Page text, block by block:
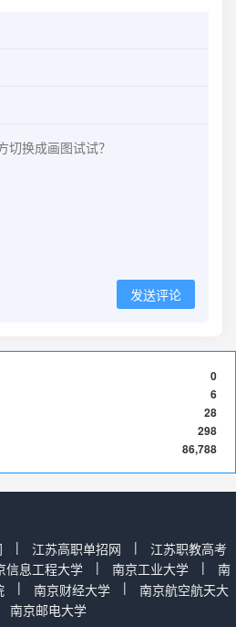
发送评论
0
6
28
298
86,788
| 江苏高职单招网 |
江苏职教高考
信息工程大学 | 南京工业大学 |
南
| 南京财经大学 |
南京航空航天大
南京邮电大学